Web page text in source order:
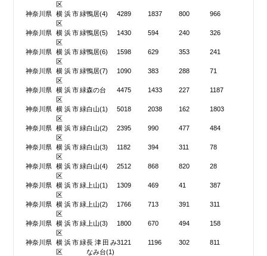
区
神奈川県
横浜市緑
区
鴨居(4) 4289 1837 800 966
神奈川県
横浜市緑
区
鴨居(5) 1430 594 240 326
神奈川県
横浜市緑
区
鴨居(6) 1598 629 353 241
神奈川県
横浜市緑
区
鴨居(7) 1090 383 288 71
神奈川県
横浜市緑
区
森の台 4475 1433 227 1187
神奈川県
横浜市緑
区
白山(1) 5018 2038 162 1803
神奈川県
横浜市緑
区
白山(2) 2395 990 477 484
神奈川県
横浜市緑
区
白山(3) 1182 394 311 78
神奈川県
横浜市緑
区
白山(4) 2512 868 820 28
神奈川県
横浜市緑
区
上山(1) 1309 469 41 387
神奈川県
横浜市緑
区
上山(2) 1766 713 391 311
神奈川県
横浜市緑
区
上山(3) 1800 670 494 158
神奈川県
横浜市緑
区
長津田み
なみ台(1)
3121 1196 302 811